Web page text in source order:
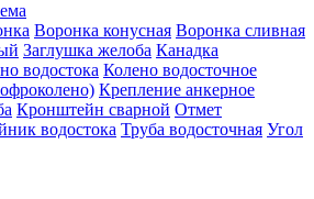
Воронка конусная Воронка сливная
Заглушка желоба Канадка
водостока Колено водосточное
Крепление анкерное
Кронштейн сварной Отмет
водостока Труба водосточная Угол